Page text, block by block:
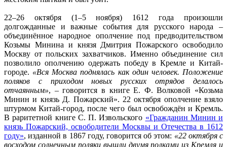
22–26 октября (1–5 ноября) 1612 года произошли
долгожданные и важные события для русского народа –
объединённое народное ополчение под предводительством
Козьмы Минина и князя Дмитрия Пожарского освободило
Москву от польских захватчиков. Именно объединение сил
позволило ополчению одержать победу в Кремле и Китай-
городе. «Вся Москва поднялась как один человек. Положение
поляков с приходом новых русских отрядов делалось
отчаянным», – говорится в книге Е. Ф. Волковой «Козьма
Минин и князь Д. Пожарский». 22 октября ополчение взяло
штурмом Китай-город, после чего был освобождён и Кремль.
В раритетной книге С. П. Извольского «Гражданин Минин и
князь Пожарский, освободители Москвы и Отечества в 1612
году», изданной в 1867 году, говорится об этом: «22 октября с
восходом солнечным поляки вышли двумя полками из Кремля и